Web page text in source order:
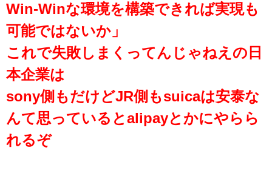
Win-Winな環境を構築できれば実現も
可能ではないか」
これで失敗しまくってんじゃねえの日
本企業は
sony側もだけどJR側もsuicaは安泰な
んて思っているとalipayとかにやらら
れるぞ